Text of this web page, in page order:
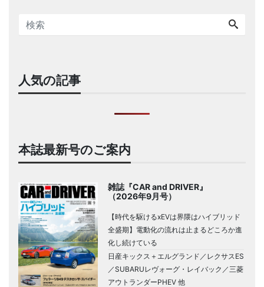
人気の記事
本誌最新号のご案内
雑誌『CAR and DRIVER』
（2026年9月号）
【時代を駆けるxEVは界隈はハイブリッド
全盛期】電動化の流れは止まるどころか進
化し続けている
日産キックス＋エルグランド／レクサスES
／SUBARUレヴォーグ・レイバック／三菱
アウトランダーPHEV 他